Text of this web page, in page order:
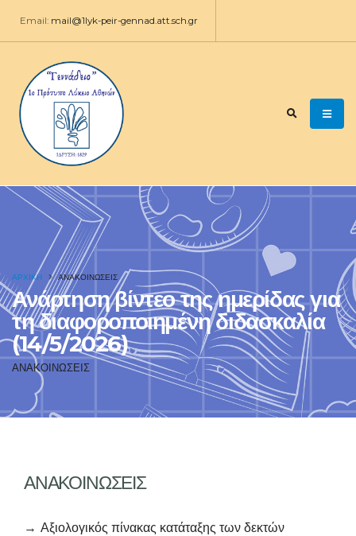
Email: mail@1lyk-peir-gennad.att.sch.gr
Ανάρτηση βίντεο της ημερίδας για
τη διαφοροποιημένη διδασκαλία
(14/5/2026)
ΑΝΑΚΟΙΝΩΣΕΙΣ
ΑΡΧΙΚΉ ΑΝΑΚΟΙΝΩΣΕΙΣ
ΑΝΑΚΟΙΝΩΣΕΙΣ
Αξιολογικός πίνακας κατάταξης των δεκτών